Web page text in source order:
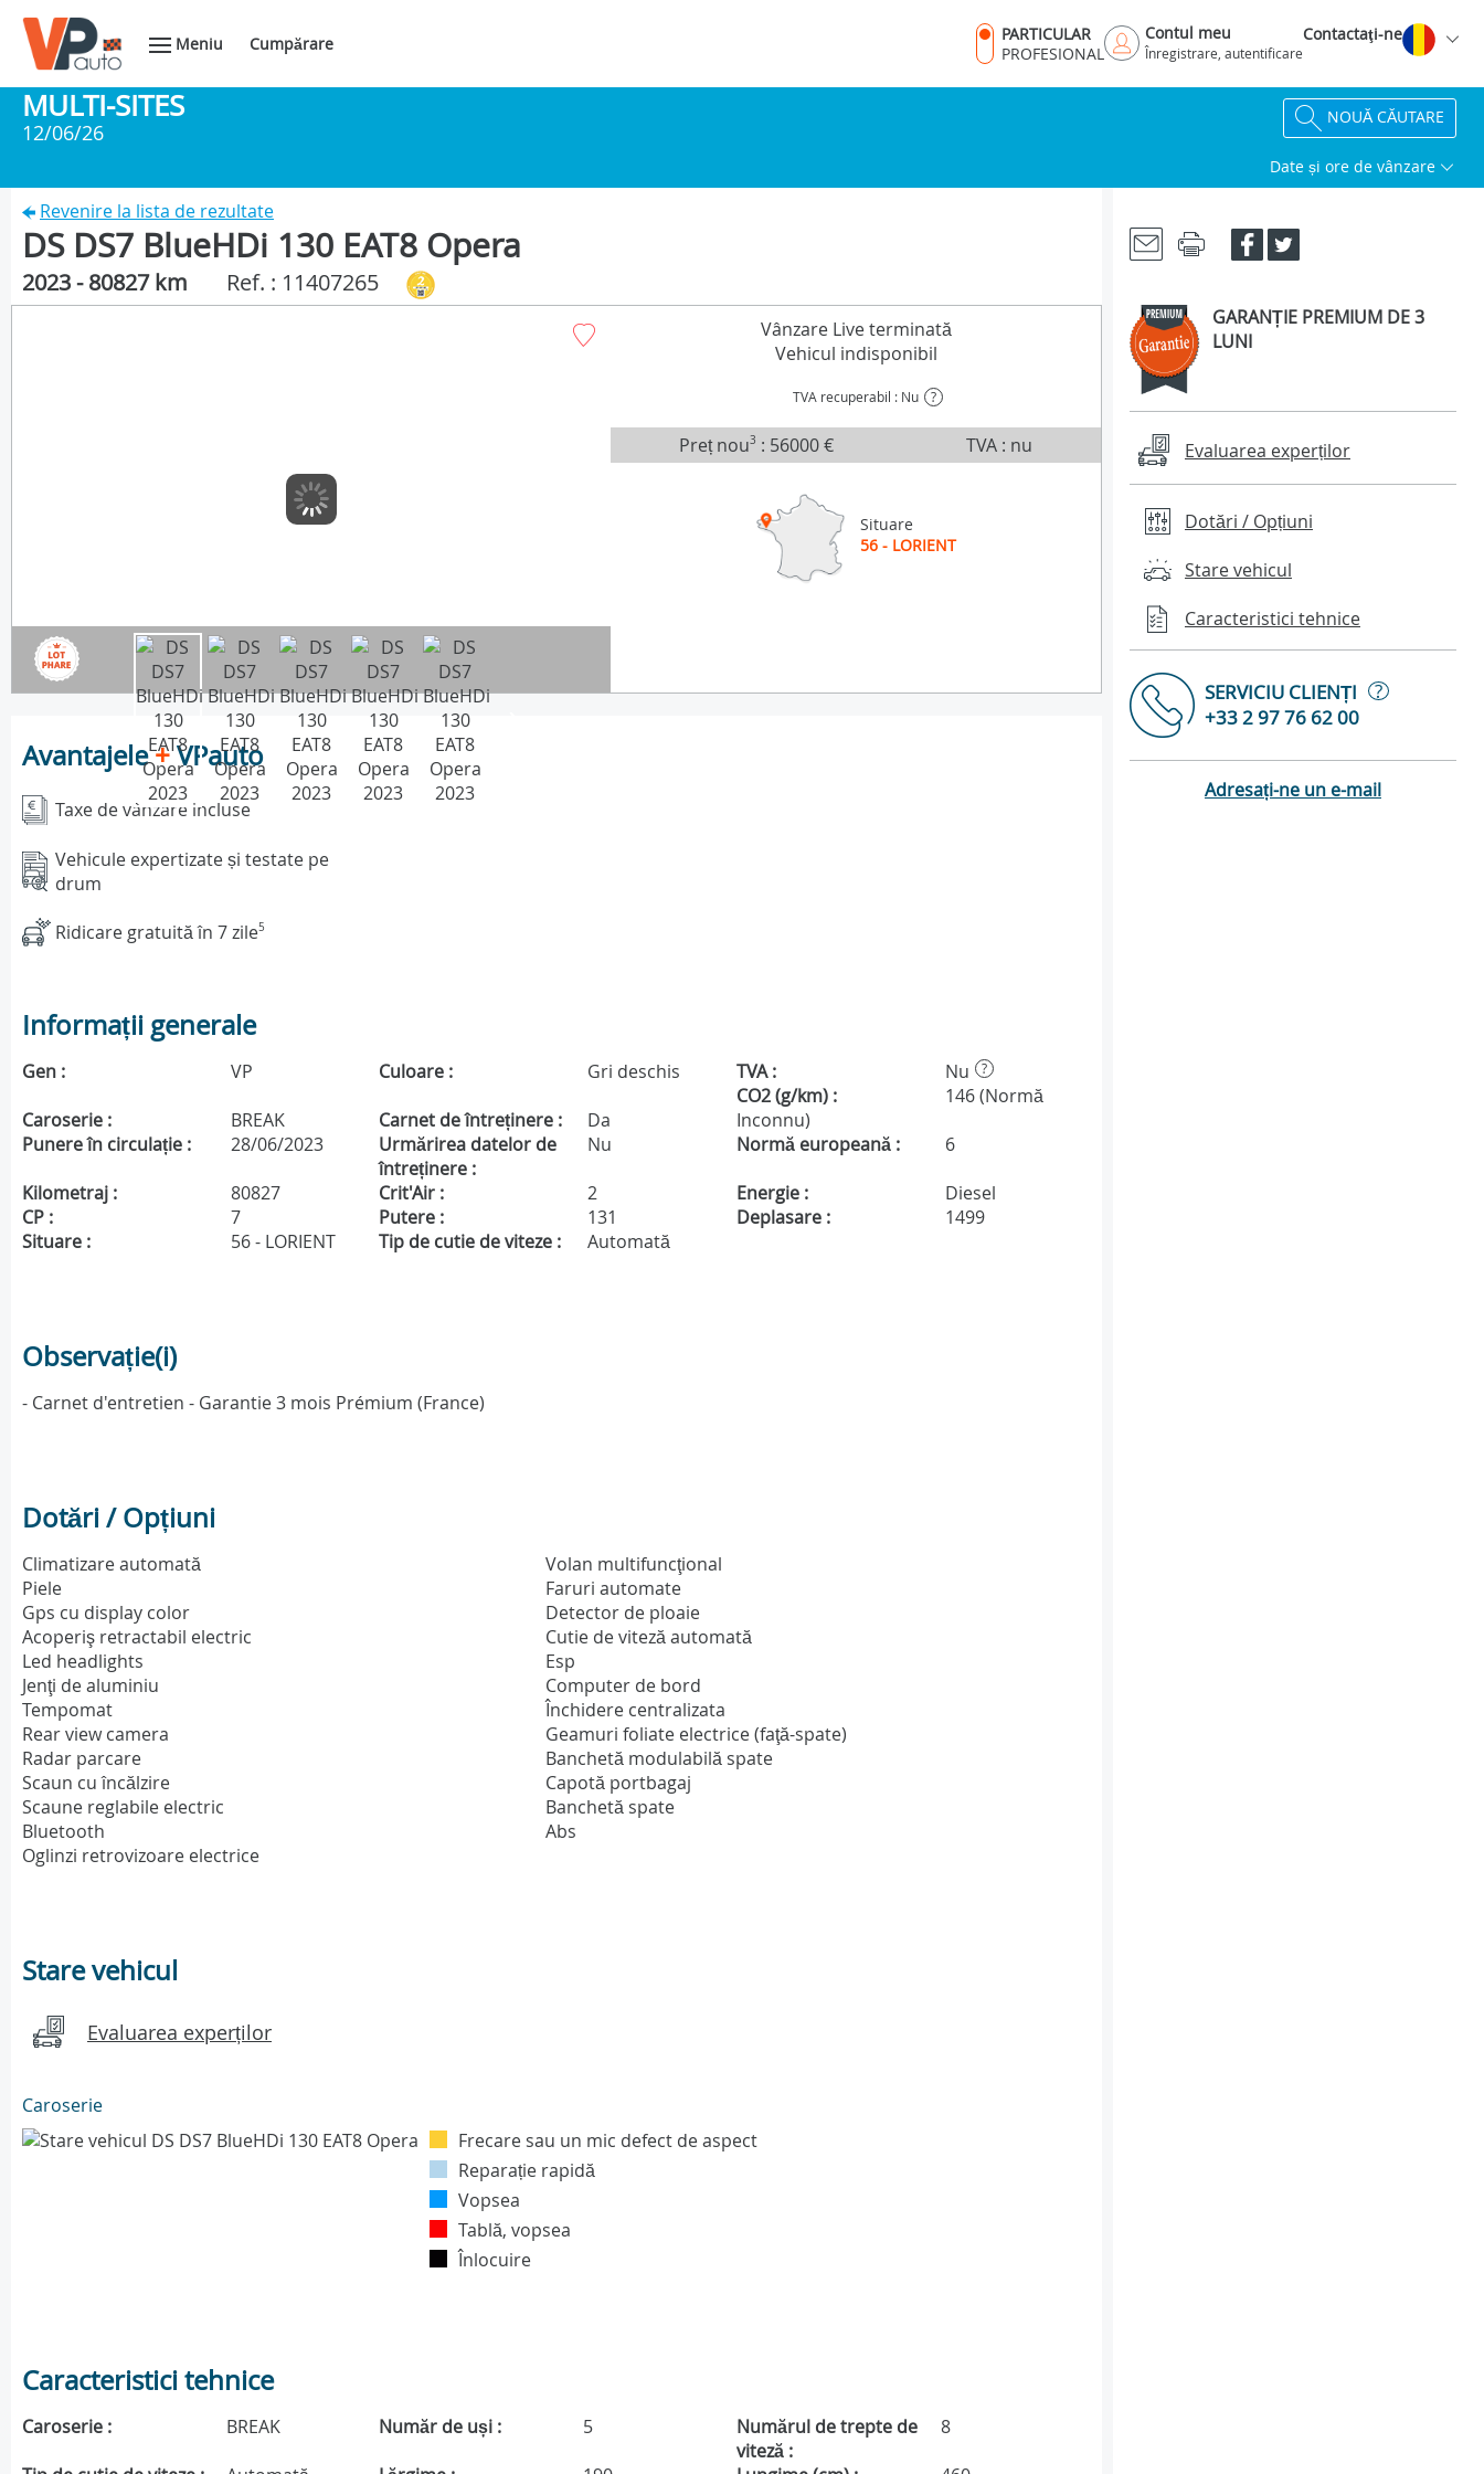
Meniu Cumpărare
PARTICULAR
PROFESIONAL
Contul meu
Înregistrare, autentificare
Contactaţi-ne
MULTI-SITES
12/06/26
NOUĂ CĂUTARE
Date și ore de vânzare
Revenire la lista de rezultate
DS DS7 BlueHDi 130 EAT8 Opera
2023 - 80827 km Ref. : 11407265
Vânzare Live terminată
Vehicul indisponibil
TVA recuperabil : Nu ?
Preț nou3 : 56000 € TVA : nu
Situare
56 - LORIENT
Avantajele+VPauto
Taxe de vânzare incluse
Vehicule expertizate și testate pe
drum
Ridicare gratuită în 7 zile5
Informații generale
Gen : VP Culoare : Gri deschis TVA : Nu ?
Caroserie : BREAK Carnet de întreținere : Da
CO2 (g/km) :
146 (Normă
Inconnu)
Punere în circulație :
28/06/2023
Urmărirea datelor de
întreținere :
Nu Normă europeană :
6
Kilometraj :
80827 Crit'Air : 2 Energie :
Diesel
CP :
7 Putere : 131 Deplasare :
1499
Situare :
56 - LORIENT Tip de cutie de viteze : Automată
Observație(i)
- Carnet d'entretien - Garantie 3 mois Prémium (France)
Dotări / Opțiuni
Climatizare automată
Piele
Gps cu display color
Acoperiş retractabil electric
Led headlights
Jenţi de aluminiu
Tempomat
Rear view camera
Radar parcare
Scaun cu încălzire
Scaune reglabile electric
Bluetooth
Oglinzi retrovizoare electrice
Volan multifuncţional
Faruri automate
Detector de ploaie
Cutie de viteză automată
Esp
Computer de bord
Închidere centralizata
Geamuri foliate electrice (faţă-spate)
Banchetă modulabilă spate
Capotă portbagaj
Banchetă spate
Abs
Stare vehicul
Evaluarea experților
Caroserie
Frecare sau un mic defect de aspect
Reparație rapidă
Vopsea
Tablă, vopsea
Înlocuire
Caracteristici tehnice
Caroserie : BREAK Număr de uși : 5
Numărul de trepte de
viteză :
8
GARANȚIE PREMIUM DE 3
LUNI
Evaluarea experților
Dotări / Opțiuni
Stare vehicul
Caracteristici tehnice
SERVICIU CLIENȚI
?
+33 2 97 76 62 00
Adresați-ne un e-mail